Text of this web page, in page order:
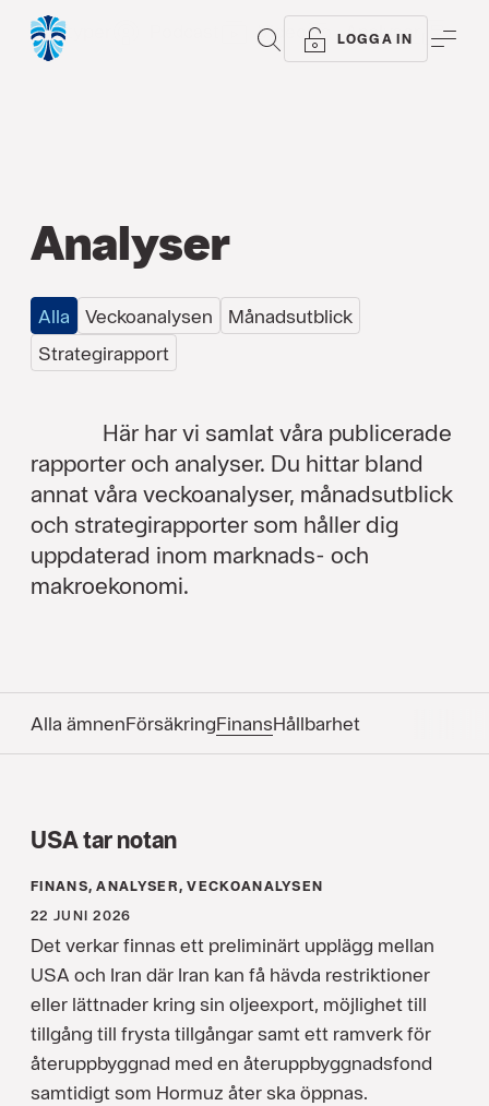
SÖK LOGGA IN
Alla typer Video Analyser
Analyser
Alla Veckoanalysen
Månadsutblick
Strategirapport
Här har vi samlat våra publicerade
rapporter och analyser. Du hittar bland
annat våra veckoanalyser, månadsutblick
och strategirapporter som håller dig
uppdaterad inom marknads- och
makroekonomi.
Alla ämnenFörsäkringFinansHållbarhet
USA tar notan
FINANS, ANALYSER, VECKOANALYSEN
22 JUNI 2026
Det verkar finnas ett preliminärt upplägg mellan
USA och Iran där Iran kan få hävda restriktioner
eller lättnader kring sin oljeexport, möjlighet till
tillgång till frysta tillgångar samt ett ramverk för
återuppbyggnad med en återuppbyggnadsfond
samtidigt som Hormuz åter ska öppnas.